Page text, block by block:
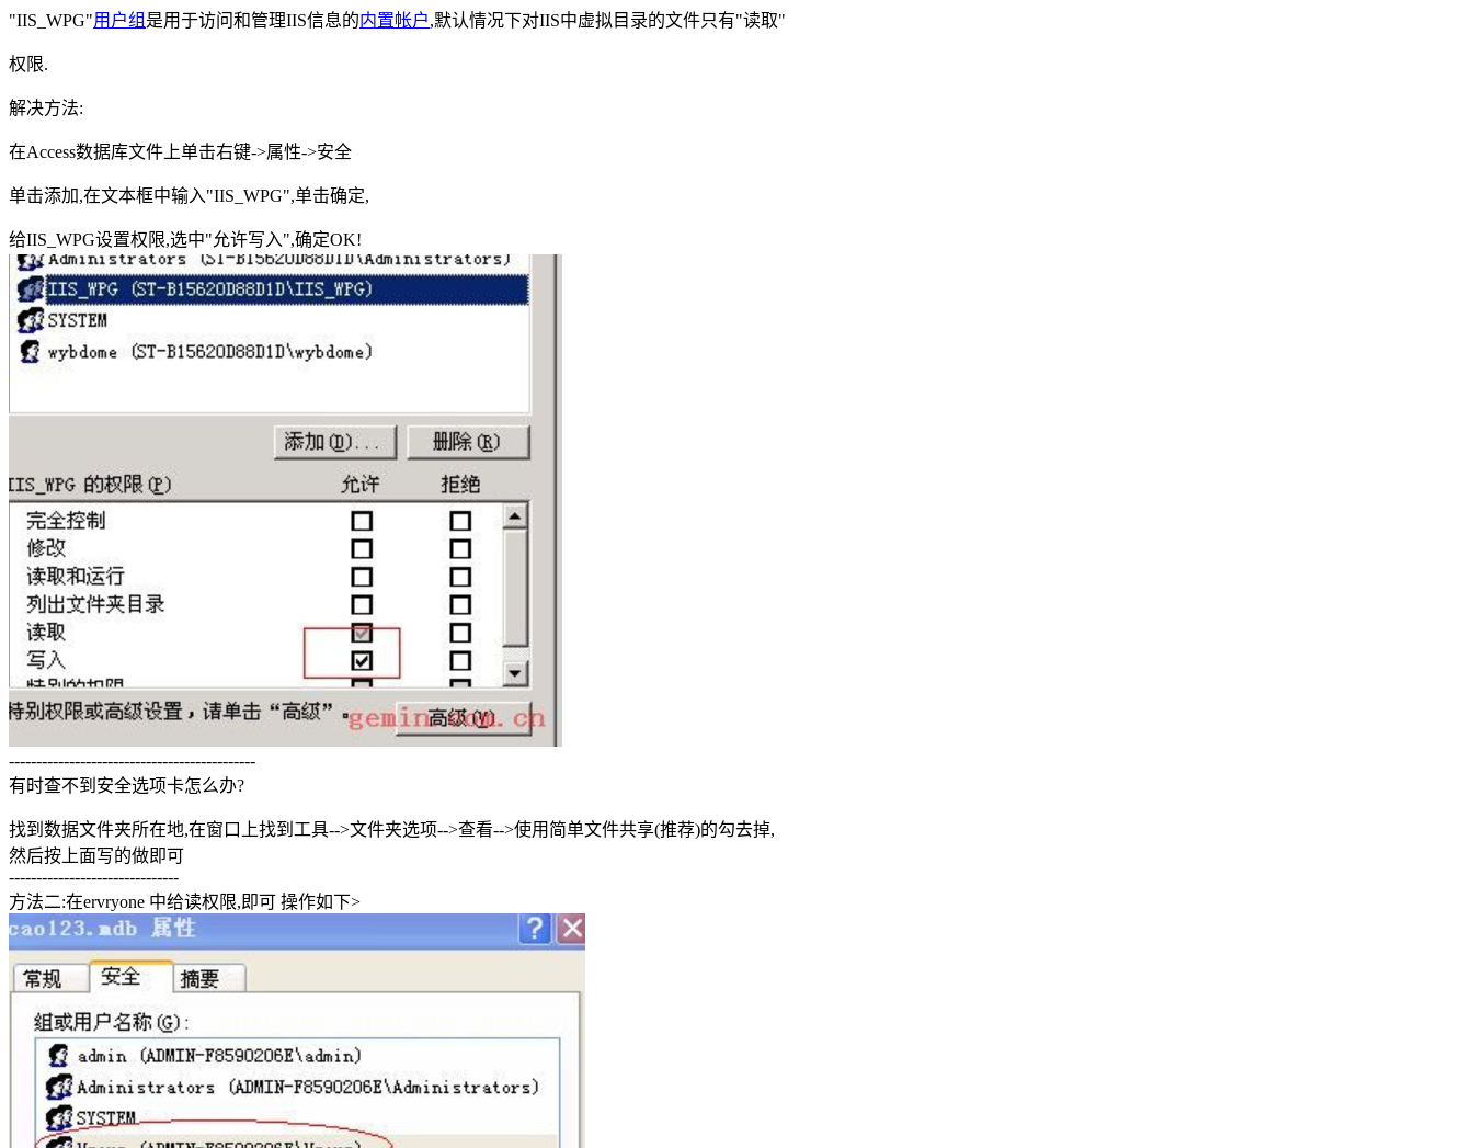
"IIS_WPG"用户组 是用于访问和管理IIS信息的内置帐户,默认情况下对IIS中虚拟目录的文件只有"读取"
权限.
解决方法:
在Access数据库文件上单击右键->属性->安全
单击添加,在文本框中输入"IIS_WPG",单击确定,
给IIS_WPG设置权限,选中"允许写入",确定OK!
---------------------------------------------
有时查不到安全选项卡怎么办?
找到数据文件夹所在地,在窗口上找到工具-->文件夹选项-->查看-->使用简单文件共享(推荐)的勾去掉,
然后按上面写的做即可
-------------------------------
方法二:在ervryone 中给读权限,即可 操作如下>